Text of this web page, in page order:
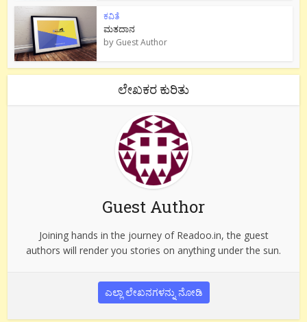
ಕವಿತೆ
ಮತದಾನ
by Guest Author
ಲೇಖಕರ ಕುರಿತು
Guest Author
Joining hands in the journey of Readoo.in, the guest
authors will render you stories on anything under the sun.
ಎಲ್ಲಾ ಲೇಖನಗಳನ್ನು ನೋಡಿ